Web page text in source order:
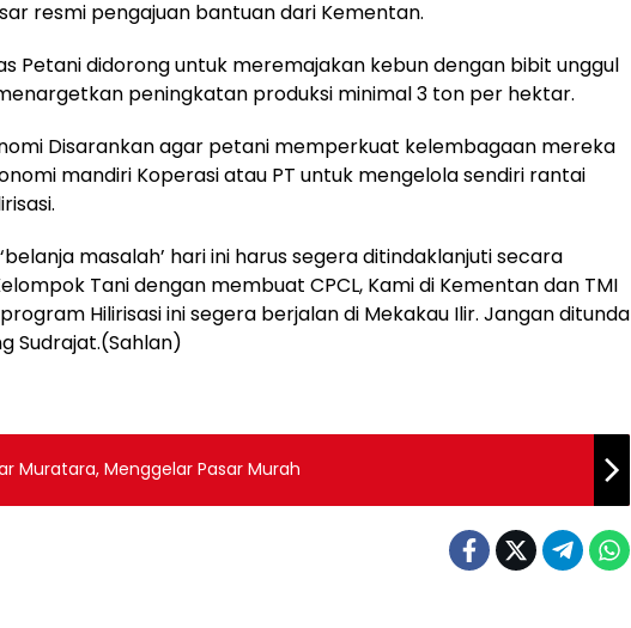
resmi pengajuan bantuan dari Kementan.
Petani didorong untuk meremajakan kebun dengan bibit unggul
peningkatan produksi minimal 3 ton per hektar.
Disarankan agar petani memperkuat kelembagaan mereka
mandiri Koperasi atau PT untuk mengelola sendiri rantai
masalah’ hari ini harus segera ditindaklanjuti secara
Tani dengan membuat CPCL, Kami di Kementan dan TMI
Hilirisasi ini segera berjalan di Mekakau Ilir. Jangan ditunda
Sudrajat.(Sahlan)
Muratara, Menggelar Pasar Murah